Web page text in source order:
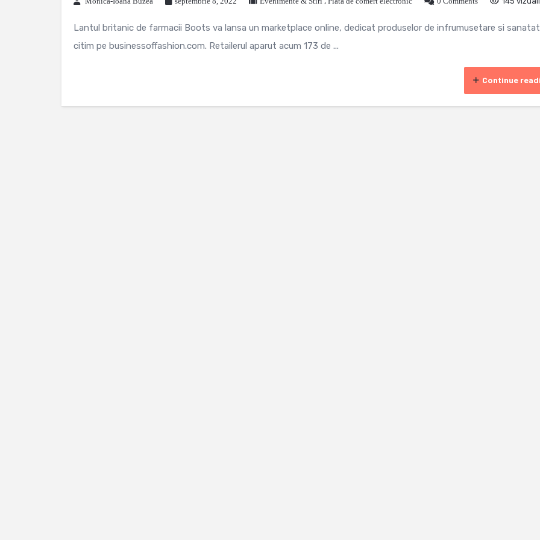
Lantul britanic de farmacii Boots va lansa un marketplace online, dedicat produselor de infrumusetare si
citim pe businessoffashion.com. Retailerul aparut acum 173 de ...
Continue